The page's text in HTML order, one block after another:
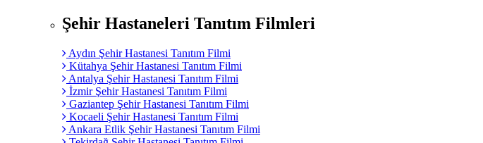
Şehir Hastaneleri Tanıtım Filmleri
Aydın Şehir Hastanesi Tanıtım Filmi
Kütahya Şehir Hastanesi Tanıtım Filmi
Antalya Şehir Hastanesi Tanıtım Filmi
İzmir Şehir Hastanesi Tanıtım Filmi
Gaziantep Şehir Hastanesi Tanıtım Filmi
Kocaeli Şehir Hastanesi Tanıtım Filmi
Ankara Etlik Şehir Hastanesi Tanıtım Filmi